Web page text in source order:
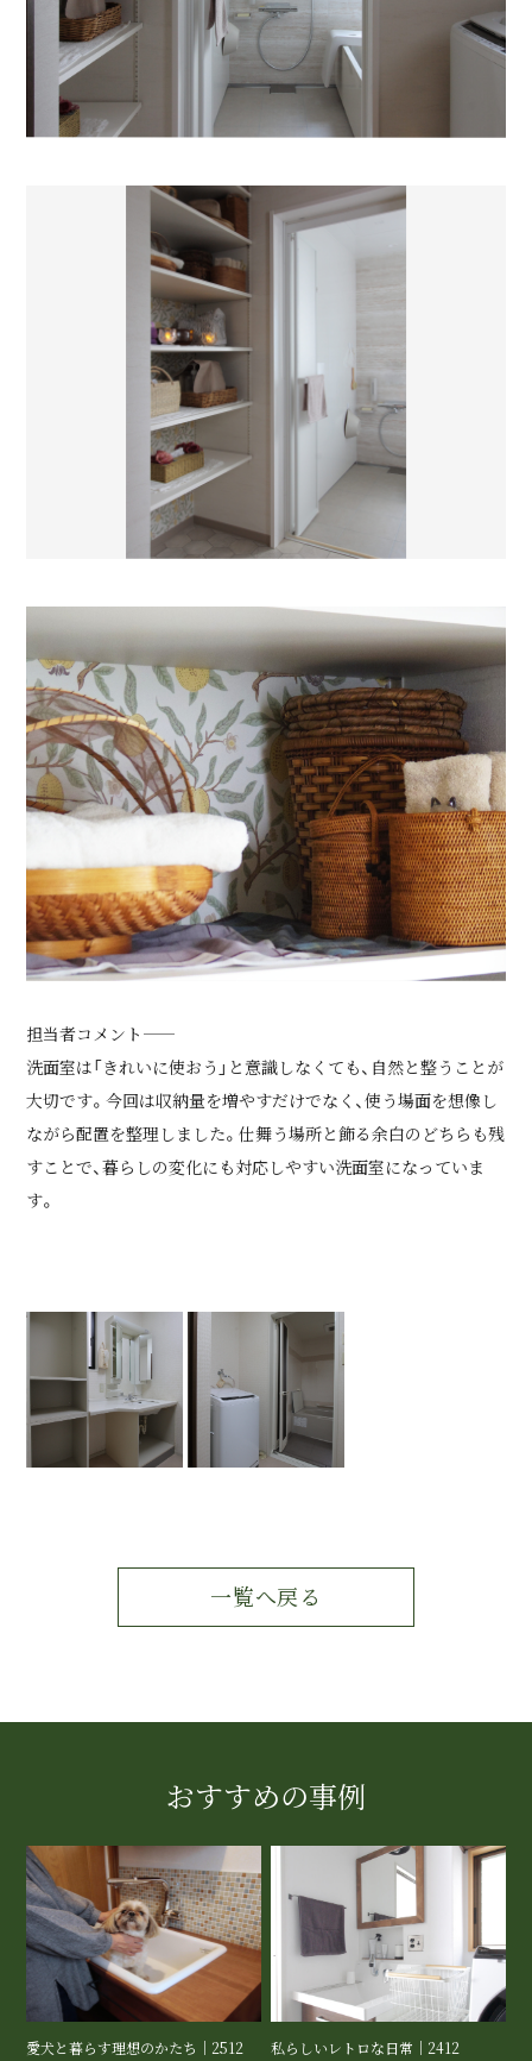
担当者コメント――
洗面室は「きれいに使おう」と意識しなくても、自然と整うことが
大切です。今回は収納量を増やすだけでなく、使う場面を想像し
ながら配置を整理しました。仕舞う場所と飾る余白のどちらも残
すことで、暮らしの変化にも対応しやすい洗面室になっていま
す。
一覧へ戻る
おすすめの事例
愛犬と暮らす理想のかたち｜2512 私らしいレトロな日常｜2412